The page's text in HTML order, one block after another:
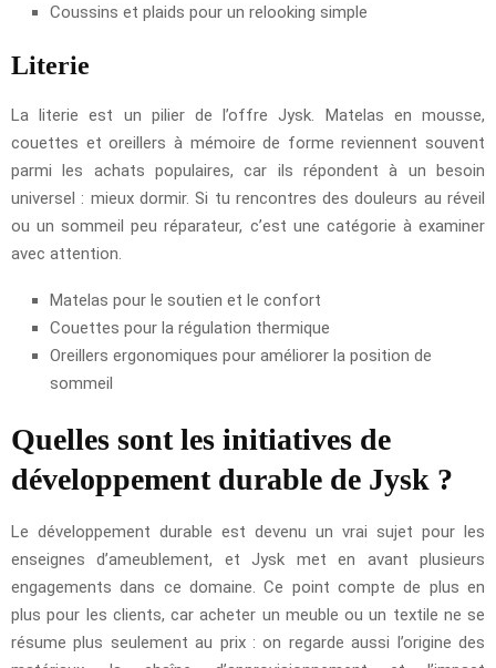
Coussins et plaids pour un relooking simple
Literie
La literie est un pilier de l’offre Jysk. Matelas en mousse,
couettes et oreillers à mémoire de forme reviennent souvent
parmi les achats populaires, car ils répondent à un besoin
universel : mieux dormir. Si tu rencontres des douleurs au réveil
ou un sommeil peu réparateur, c’est une catégorie à examiner
avec attention.
Matelas pour le soutien et le confort
Couettes pour la régulation thermique
Oreillers ergonomiques pour améliorer la position de
sommeil
Quelles sont les initiatives de
développement durable de Jysk ?
Le développement durable est devenu un vrai sujet pour les
enseignes d’ameublement, et Jysk met en avant plusieurs
engagements dans ce domaine. Ce point compte de plus en
plus pour les clients, car acheter un meuble ou un textile ne se
résume plus seulement au prix : on regarde aussi l’origine des